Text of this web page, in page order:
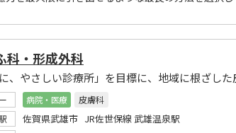
科・形成外科
病院・医療
皮膚科
佐賀県武雄市 JR佐世保線 武雄温泉駅